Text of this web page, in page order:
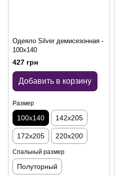
Одеяло Silver демисезонная -
100x140
427 грн
Добавить в корзину
Размер
100x140 142x205
172x205 220x200
Спальный размер
Полуторный